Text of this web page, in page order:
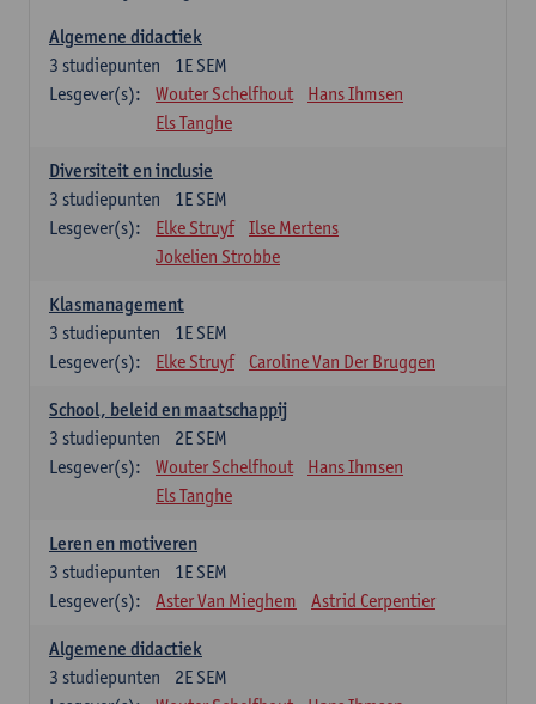
Algemene didactiek
1E SEM
3 studiepunten
Lesgever(s):
Wouter Schelfhout
Hans Ihmsen
Els Tanghe
Diversiteit en inclusie
1E SEM
3 studiepunten
Lesgever(s):
Elke Struyf
Ilse Mertens
Jokelien Strobbe
Klasmanagement
1E SEM
3 studiepunten
Lesgever(s):
Elke Struyf Caroline Van Der Bruggen
School, beleid en maatschappij
2E SEM
3 studiepunten
Lesgever(s):
Wouter Schelfhout
Hans Ihmsen
Els Tanghe
Leren en motiveren
1E SEM
3 studiepunten
Lesgever(s):
Aster Van Mieghem Astrid Cerpentier
Algemene didactiek
2E SEM
3 studiepunten